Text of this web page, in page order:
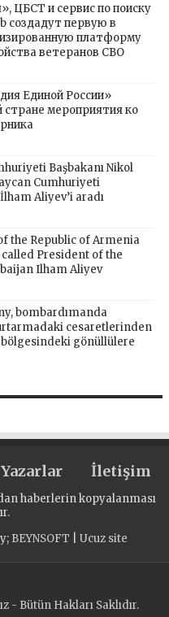
ЦБСТ и сервис по поиску
создадут первую в
платформу
ветеранов СВО
Единой России»
стране мероприятия ко
Başbakanı Nikol
Cumhuriyeti
Aliyev’i aradı
the Republic of Armenia
President of the
Ilham Aliyev
bombardımanda
cesaretlerinden
bölgesindeki gönüllülere
Yazarlar İletişim
haberlerin kopyalanması
BEYNSOFT Ucuz site
- Bütün Hakları Saklıdır.